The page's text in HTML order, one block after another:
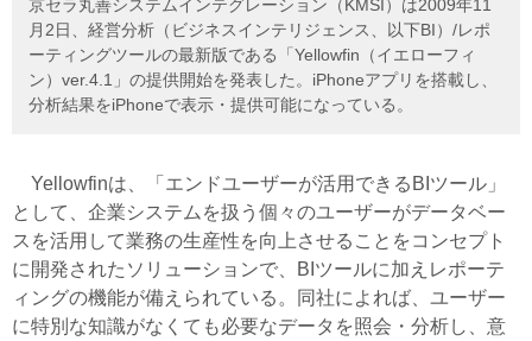
京セラ丸善システムインテグレーション（KMSI）は2009年11
月2日、経営分析（ビジネスインテリジェンス、以下BI）/レポ
ーティングツールの最新版である「Yellowfin（イエローフィ
ン）ver.4.1」の提供開始を発表した。iPhoneアプリを搭載し、
分析結果をiPhoneで表示・提供可能になっている。
Yellowfinは、「エンドユーザーが活用できるBIツール」
として、企業システムを扱う個々のユーザーがデータベー
スを活用して業務の生産性を向上させることをコンセプト
に開発されたソリューションで、BIツールに加えレポーテ
ィングの機能が備えられている。同社によれば、ユーザー
に特別な知識がなくても必要なデータを照会・分析し、意